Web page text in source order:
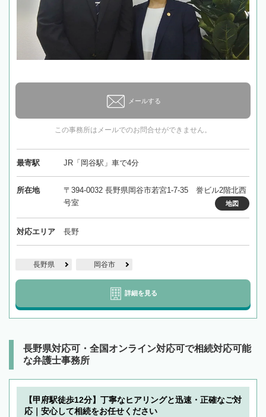
メールする
この事務所はメールでのお問合せができません。
最寄駅 JR「岡谷駅」車で4分
所在地
〒394-0032 長野県岡谷市若宮1-7-35 誉ビル2階北西
号室
地図
対応エリア 長野
長野県 岡谷市
詳細を見る
長野県対応可・全国オンライン対応可で相続対応可能
な弁護士事務所
【甲府駅徒歩12分】丁寧なヒアリングと迅速・正確なご対
応｜安心して相続をお任せください